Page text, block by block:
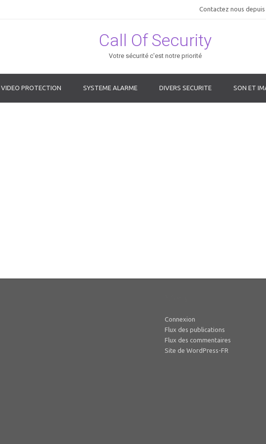
Contactez nous
Call Of Security
Votre sécurité c'est notre priorité
VIDEO PROTECTION SYSTEME ALARME DIVERS SECURITE SON ET
Connexion
Flux des publications
Flux des commentaires
Site de WordPress-FR